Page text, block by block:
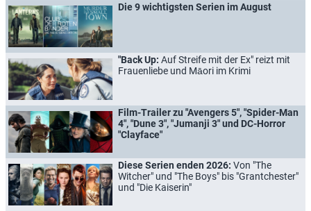
Die 9 wichtigsten Serien im August
"Back Up: Auf Streife mit der Ex" reizt mit
Frauenliebe und Māori im Krimi
Film-Trailer zu "Avengers 5", "Spider-Man
4", "Dune 3", "Jumanji 3" und DC-Horror
"Clayface"
Diese Serien enden 2026: Von "The
Witcher" und "The Boys" bis "Grantchester"
und "Die Kaiserin"